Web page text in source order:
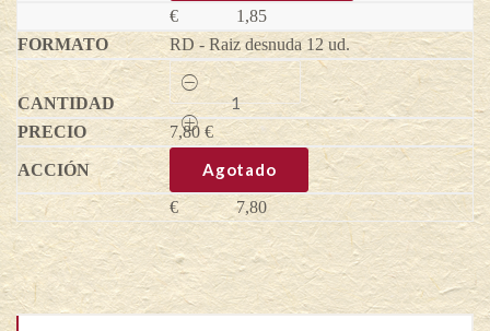
Fragaria
vesca
quantity
€
1,85
RD - Raiz desnuda 12 ud.
Fresa
del
Bosque
Reina
de
los
valles
-
Fragaria
vesca
quantity
7,80 €
Agotado
€ 7,80